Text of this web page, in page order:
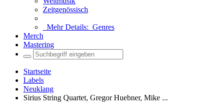
Zeitgenössisch
Mehr Details: Genres
Merch
Mastering
Startseite
Labels
Neuklang
Sirius String Quartet, Gregor Huebner, Mike ...